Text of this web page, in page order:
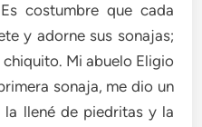
costumbre que cada
y adorne sus sonajas;
Mi abuelo Eligio
sonaja, me dio un
llené de piedritas y la